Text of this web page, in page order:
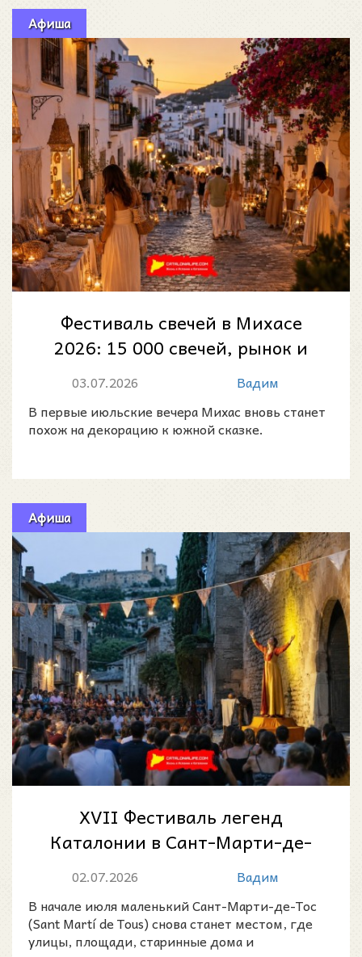
Афиша
Фестиваль свечей в Михасе
2026: 15 000 свечей, рынок и
уличные шоу
03.07.2026
Вадим
В первые июльские вечера Михас вновь станет
похож на декорацию к южной сказке.
Афиша
XVII Фестиваль легенд
Каталонии в Сант-Марти-де-
Тос: город, где оживают
старые истории
02.07.2026
Вадим
В начале июля маленький Сант-Марти-де-Тос
(Sant Martí de Tous) снова станет местом, где
улицы, площади, старинные дома и